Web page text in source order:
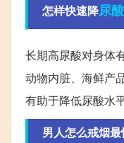
怎样快速降尿酸
长期高尿酸对身体
动物内脏、海鲜产
有助于降低尿酸水平
男人怎么戒烟